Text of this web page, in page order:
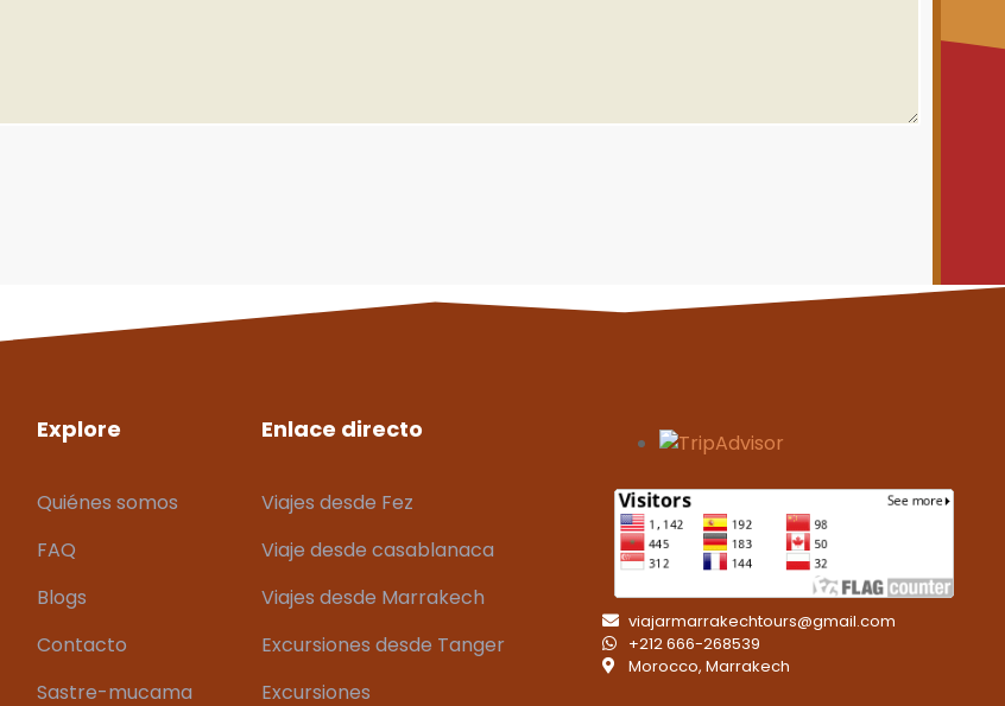
Explore
Quiénes somos
FAQ
Blogs
Contacto
Sastre-mucama
Enlace directo
Viajes desde Fez
Viaje desde casablanaca
Viajes desde Marrakech
Excursiones desde Tanger
Excursiones
viajarmarrakechtours@gmail.com
+212 666-268539
Morocco, Marrakech